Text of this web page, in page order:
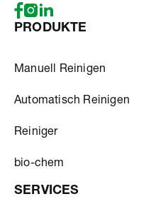
PRODUKTE
Manuell Reinigen
Automatisch Reinigen
Reiniger
bio-chem
SERVICES